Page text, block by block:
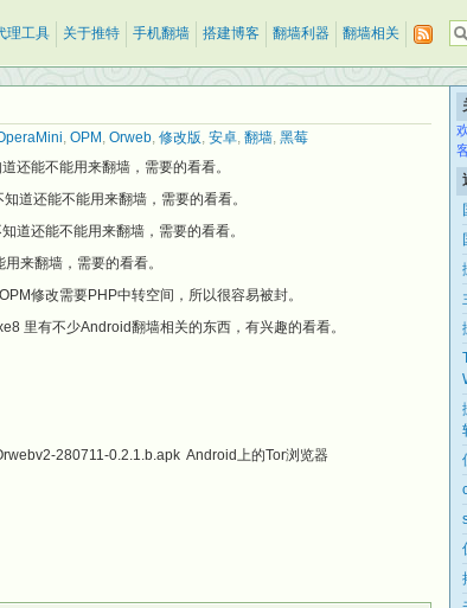
理工具 关于推特 手机翻墙 搭建博客 翻墙利器 翻墙相关
, OPM , Orweb, 修改版, 安卓, 翻墙, 黑莓
还能不能用来翻墙，需要的看看。
道还能不能用来翻墙，需要的看看。
道还能不能用来翻墙，需要的看看。
来翻墙，需要的看看。
修改需要PHP中转空间，所以很容易被封。
里有不少Android翻墙相关的东西，有兴趣的看看。
280711-0.2.1.b.apk Android上的Tor浏览器